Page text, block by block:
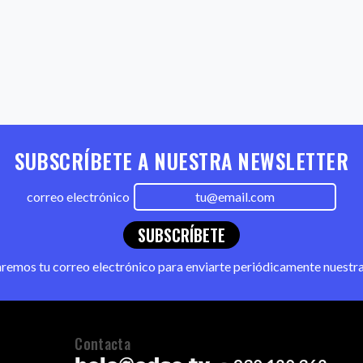
SUBSCRÍBETE A NUESTRA NEWSLETTER
correo electrónico
SUBSCRÍBETE
tu correo electrónico para enviarte periódicamente
Contacta